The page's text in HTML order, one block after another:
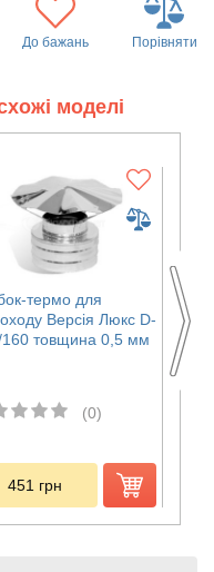
До бажань Порівняти
моделі
термо для
Версія Люкс D-
160 товщина 0,5 мм
(0)
451 грн